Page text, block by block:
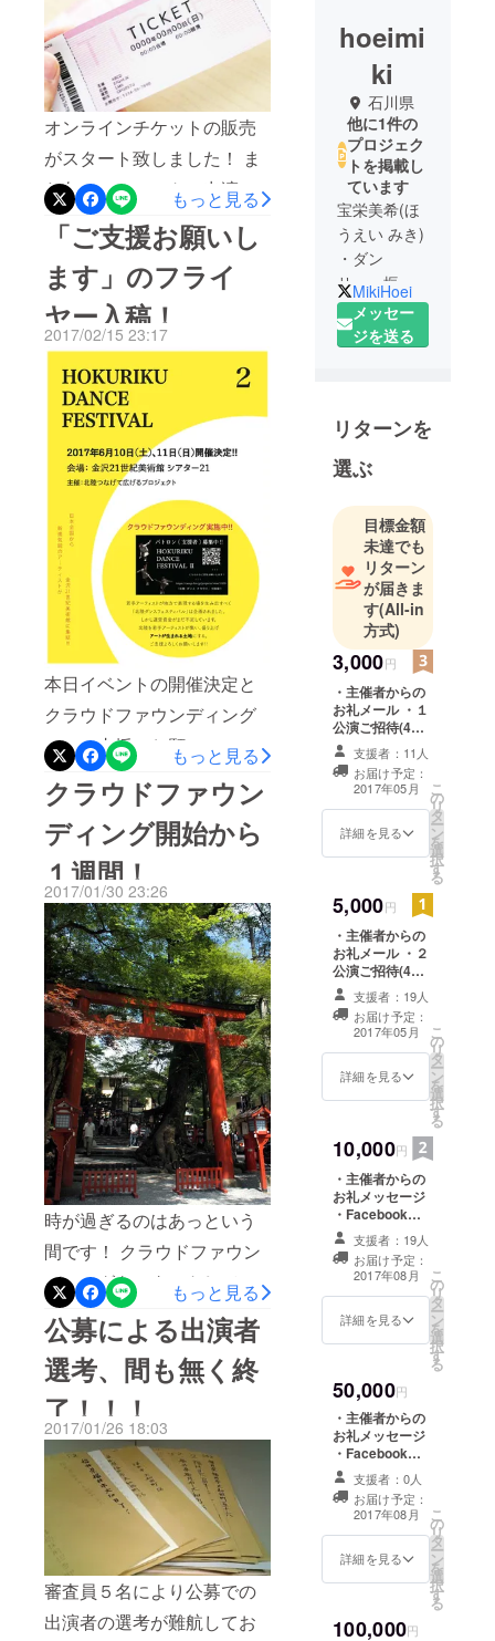
オンラインチケットの販売
がスタート致しました！ ま
た各アーティストの出演日
を確定致しました(^o^) オン
ライン予約サイトをのぞい
てみてください！！！
https://t.livepocket.jp/e/hokuri
kudf2
もっと見る
「ご支援お願いし
ます」のフライ
ヤー入稿！
2017/02/15 23:17
本日イベントの開催決定と
クラウドファウンディング
へのご支援のお願いのフラ
イヤーデザインを印刷会社
さんに入稿させて頂きまし
た！ 予算が立っていないの
で納期が遅いパックで申し
込んだので、皆様のお手元
に届くのは３月からです
が、 このフライヤーととも
にラストスパートを駆け抜
けたいと思います！皆様最
後までご声援よろしくお願
い致します！
もっと見る
クラウドファウン
ディング開始から
１週間！
2017/01/30 23:26
時が過ぎるのはあっという
間です！ クラウドファウン
ディングをスタートして早
１週間が過ぎました。 現在
ご支援下さっているみな
様、誠にありがとうござい
ます！ このような形で資金
を募るのは初めてなので、
支援者の皆様の存在に勇気
をいただいております。 ま
だ70日以上あるとはいえ、
達成率を確認するたび不安
でドキドキしてしまいま
す。 目標額達成に向けて
もっと見る
公募による出演者
選考、間も無く終
了！！！
2017/01/26 18:03
審査員５名により公募での
出演者の選考が難航してお
hoeimi
ki
石川県
他に1件の
プロジェク
トを掲載し
ています
宝栄美希(ほ
うえい みき)
・ダン
サー・振付
家
1986年石川
ダンバレエ
を石田翔湖
に師事。
2008年日本
女子体育大
学にて舞踊
学を修了。
体育教員免
許取得。卒
業後一年間
国内外でフ
リーのダン
サーとして
活動し、そ
の後Laban
Center(英)に
帰国後は東
Yokohama
Dance
Collection を
始めとする
国内外のコ
ンペティ
いて受賞す
ンサー・振
付家として
全国・海外
で精力的に
活動。また
ダンスグ
ループCI部
全国各地で
クショップ
などを開催
する。2014
年文化庁新
進芸術家海
外研修制度
短気研修員
としてポル
トガルで作
ワーク
MikiHoei
メッセー
ジを送る
リターンを
選ぶ
目標金額
未達でも
リターン
が届きま
す(All-in
方式)
3,000円
・主催者からの
お礼メール ・１
公演ご招待(4公
演中) ・バックス
テージツアー(日
時の指定あり/記
念写真の撮影つ
き)
支援者：11人
お届け予定：
2017年05月
詳細を見る
こ
の
リ
タ
ー
ン
を
選
択
す
る
5,000円
・主催者からの
お礼メール ・２
公演ご招待(4公
演中) ・バックス
テージツアー(日
時の指定あり/記
念写真の撮影つ
き)
支援者：19人
お届け予定：
2017年05月
詳細を見る
こ
の
リ
タ
ー
ン
を
選
択
す
る
10,000円
・主催者からの
お礼メッセージ
・Facebook支
援者限定ページ
招待 ・バックス
テージツアー(日
時の指定あり/記
念写真の撮影つ
き) ・報告書(A4
支援者：19人
お届け予定：
2017年08月
詳細を見る
こ
の
リ
タ
ー
ン
を
選
択
す
る
50,000円
・主催者からの
お礼メッセージ
・Facebook支
援者限定ページ
招待 ・バックス
テージツアー(日
時の指定あり/記
念写真の撮影つ
き) ・報告書(A4
・DVD(ダイジェ
支援者：0人
お届け予定：
2017年08月
詳細を見る
こ
の
リ
タ
ー
ン
を
選
択
す
る
100,000円